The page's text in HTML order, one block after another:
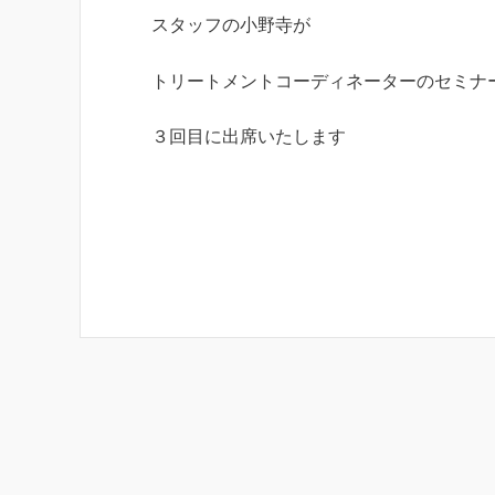
スタッフの小野寺が
トリートメントコーディネーターのセミナ
３回目に出席いたします